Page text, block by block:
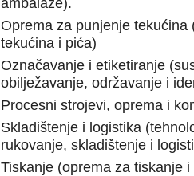
ambalaže).
Oprema za punjenje
tekućina i pića)
Označavanje i etiketiranje
obilježavanje, održavanje i
Procesni strojevi, oprema i
Skladištenje i logistika
rukovanje, skladištenje i
Tiskanje (oprema za tiskanje